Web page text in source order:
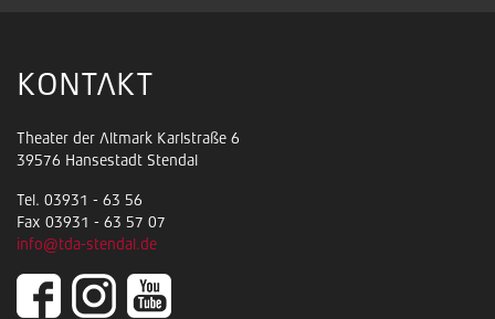
KONTAKT
Theater der Altmark Karlstraße 6
39576 Hansestadt Stendal
Tel. 03931 - 63 56
Fax 03931 - 63 57 07
info@tda-stendal.de